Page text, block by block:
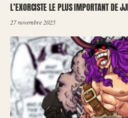
L’EXORCISTE LE PLUS IMPORTANT DE
27 novembre 2025